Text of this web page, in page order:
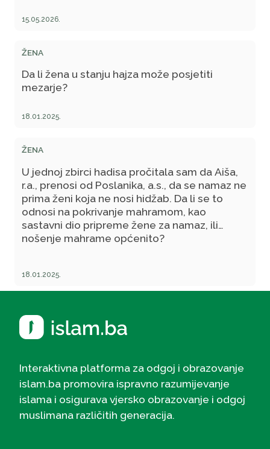
15.05.2026.
ŽENA
Da li žena u stanju hajza može posjetiti
mezarje?
18.01.2025.
ŽENA
U jednoj zbirci hadisa pročitala sam da Aiša,
r.a., prenosi od Poslanika, a.s., da se namaz ne
prima ženi koja ne nosi hidžab. Da li se to
odnosi na pokrivanje mahramom, kao
sastavni dio pripreme žene za namaz, ili
nošenje mahrame općenito?
18.01.2025.
Interaktivna platforma za odgoj i obrazovanje
islam.ba promovira ispravno razumijevanje
islama i osigurava vjersko obrazovanje i odgoj
muslimana različitih generacija.